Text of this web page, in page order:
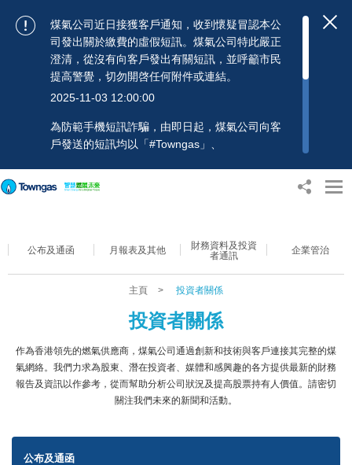
煤氣公司近日接獲客戶通知，收到懷疑冒認本公
司發出關於繳費的虛假短訊。煤氣公司特此嚴正
澄清，從沒有向客戶發出有關短訊，並呼籲市民
提高警覺，切勿開啓任何附件或連結。
2025-11-03 12:00:00
為防範手機短訊詐騙，由即日起，煤氣公司向客
戶發送的短訊均以「#Towngas」、
個人資料，以免蒙受損失。若有任何疑問，可隨
公布及通函 月報表及其他
財務資料及投資
者通訊
企業管治
主頁 > 投資者關係
投資者關係
作為香港領先的燃氣供應商，煤氣公司通過創新和技術與客戶連接其完整的煤
氣網絡。我們力求為股東、潛在投資者、媒體和感興趣的各方提供最新的財務
報告及資訊以作參考，從而幫助分析公司狀況及提高股票持有人價值。請密切
關注我們未來的新聞和活動。
公布及通函